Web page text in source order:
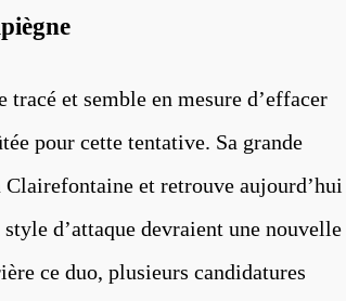
et semble en mesure d’effacer
pour cette tentative. Sa grande
et retrouve aujourd’hui
d’attaque devraient une nouvelle
ce duo, plusieurs candidatures